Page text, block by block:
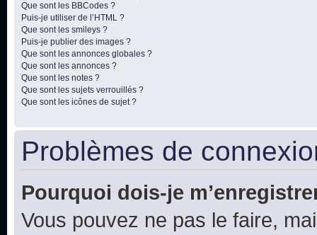
Que sont les BBCodes ?
Puis-je utiliser de l’HTML ?
Que sont les smileys ?
Puis-je publier des images ?
Que sont les annonces globales ?
Que sont les annonces ?
Que sont les notes ?
Que sont les sujets verrouillés ?
Que sont les icônes de sujet ?
Problèmes de
Pourquoi dois-je
Vous pouvez ne pas le faire,